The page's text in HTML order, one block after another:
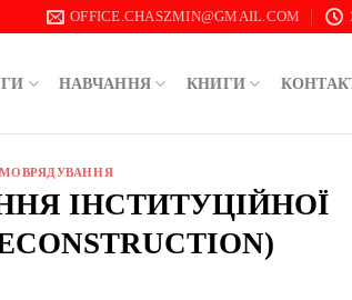
OFFICE.CHASZMIN@GMAIL.COM
НАВЧАННЯ КНИГИ
ІНСТИТУЦІЙНОЇ